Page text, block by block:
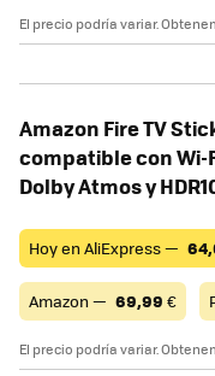
El precio podría variar.
Amazon Fire TV
compatible con Wi-
Dolby Atmos y
Hoy en AliExpress —
Amazon — 69,99 €
El precio podría variar.